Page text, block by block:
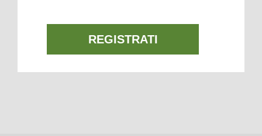
REGISTRATI